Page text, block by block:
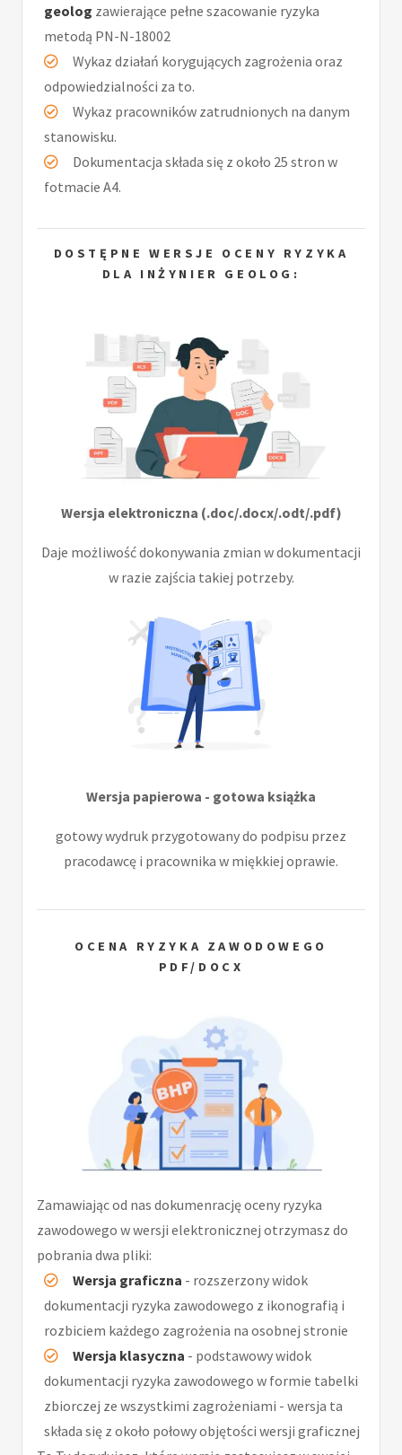
geolog zawierające pełne szacowanie ryzyka
metodą PN-N-18002
Wykaz działań korygujących zagrożenia oraz
odpowiedzialności za to.
Wykaz pracowników zatrudnionych na danym
stanowisku.
Dokumentacja składa się z około 25 stron w
fotmacie A4.
DOSTĘPNE WERSJE OCENY RYZYKA
DLA INŻYNIER GEOLOG:
Wersja elektroniczna (.doc/.docx/.odt/.pdf)
Daje możliwość dokonywania zmian w dokumentacji
w razie zajścia takiej potrzeby.
Wersja papierowa - gotowa książka
gotowy wydruk przygotowany do podpisu przez
pracodawcę i pracownika w miękkiej oprawie.
OCENA RYZYKA ZAWODOWEGO
PDF/DOCX
Zamawiając od nas dokumenrację oceny ryzyka
zawodowego w wersji elektronicznej otrzymasz do
pobrania dwa pliki:
Wersja graficzna - rozszerzony widok
dokumentacji ryzyka zawodowego z ikonografią i
rozbiciem każdego zagrożenia na osobnej stronie
Wersja klasyczna - podstawowy widok
dokumentacji ryzyka zawodowego w formie tabelki
zbiorczej ze wszystkimi zagrożeniami - wersja ta
składa się z około połowy objętości wersji graficznej